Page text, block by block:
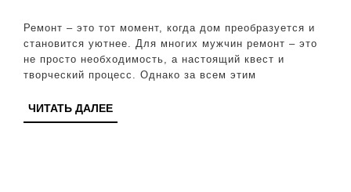
правила
техники
Ремонт – это тот момент, когда дом преобразуется и
становится уютнее. Для многих мужчин ремонт – это
не просто необходимость, а настоящий квест и
творческий процесс. Однако за всем этим
ЧИТАТЬ ДАЛЕЕЧИТАТЬ
ДАЛЕЕ